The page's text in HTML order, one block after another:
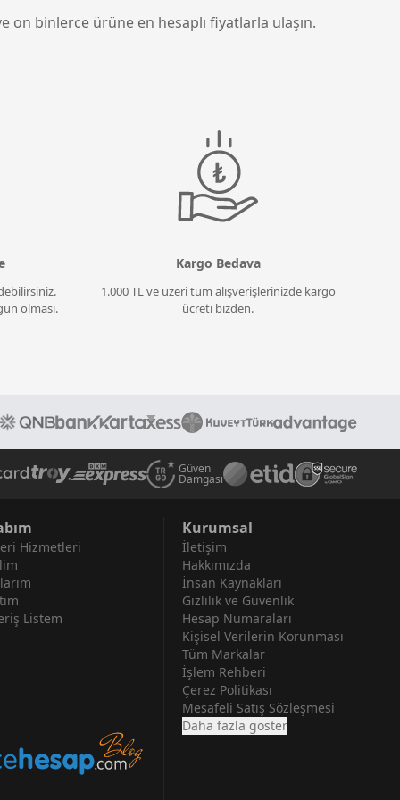
on binlerce ürüne en hesaplı fiyatlarla ulaşın.
olması.
Kargo Bedava
1.000 TL ve üzeri tüm alışverişlerinizde kargo
ücreti bizden.
Güven
Damgası
Hizmetleri
Listem
Kurumsal
İletişim
Hakkımızda
İnsan Kaynakları
Gizlilik ve Güvenlik
Hesap Numaraları
Kişisel Verilerin Korunması
Tüm Markalar
İşlem Rehberi
Çerez Politikası
Mesafeli Satış Sözleşmesi
Daha fazla göster